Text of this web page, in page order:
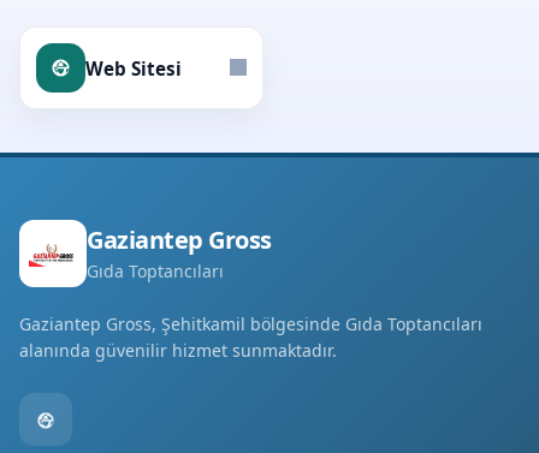
Web Sitesi
Gaziantep Gross
Gıda Toptancıları
Gaziantep Gross, Şehitkamil bölgesinde Gıda Toptancıları
alanında güvenilir hizmet sunmaktadır.